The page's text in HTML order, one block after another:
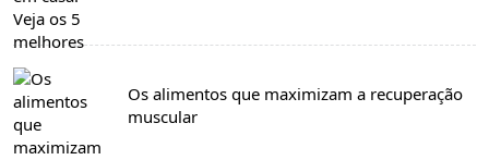
Os alimentos que maximizam a recuperação
muscular